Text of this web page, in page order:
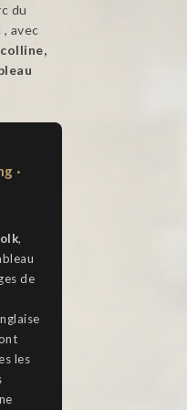
du
, avec
·
,
de
les